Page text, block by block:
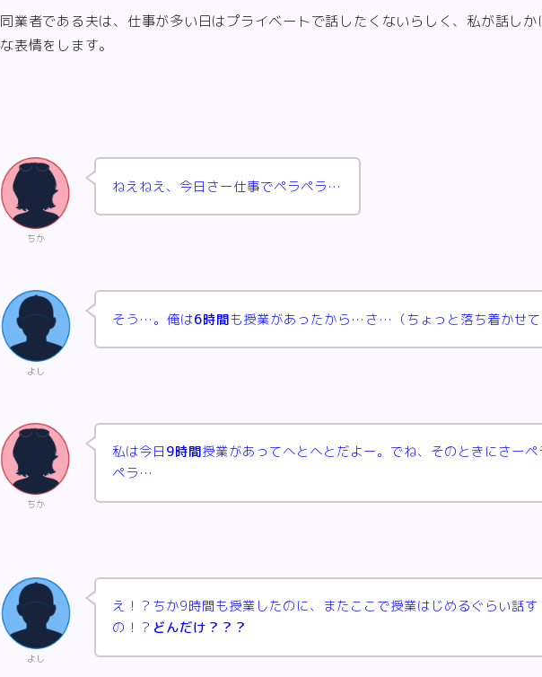
同業者である夫は、仕事が多い日はプライベートで話したくないらしく、私が話し
な表情をします。
ちか
ねえねえ、今日さー仕事でペラペラ…
よし
そう…。俺は6時間も授業があったから…さ…（ちょっと落ち着かせ
ちか
私は今日9時間授業があってへとへとだよー。でね、そのときにさーペ
ペラ…
よし
え！？ちか9時間も授業したのに、またここで授業はじめるぐらい話す
の！？ どんだけ？？？